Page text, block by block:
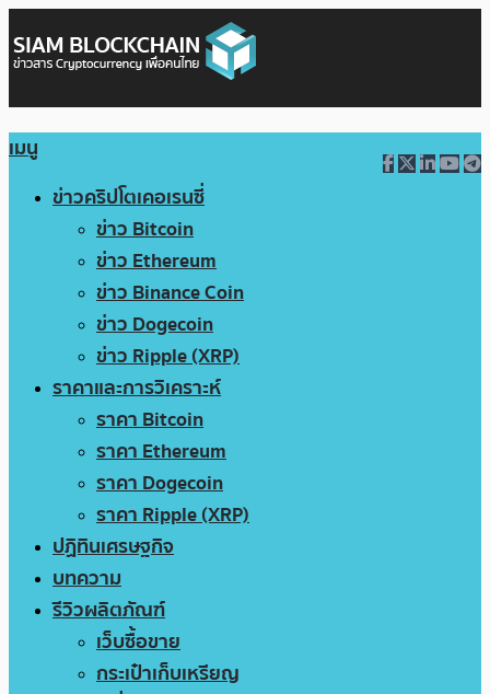
เมนู
ข่าวคริปโตเคอเรนซี่
ข่าว Bitcoin
ข่าว Ethereum
ข่าว Binance Coin
ข่าว Dogecoin
ข่าว Ripple (XRP)
ราคาและการวิเคราะห์
ราคา Bitcoin
ราคา Ethereum
ราคา Dogecoin
ราคา Ripple (XRP)
ปฏิทินเศรษฐกิจ
บทความ
รีวิวผลิตภัณฑ์
เว็บซื้อขาย
กระเป๋าเก็บเหรียญ